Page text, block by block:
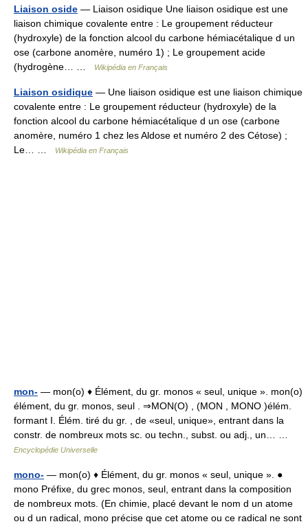
Liaison oside — Liaison osidique Une liaison osidique est une
liaison chimique covalente entre : Le groupement réducteur
(hydroxyle) de la fonction alcool du carbone hémiacétalique d un
ose (carbone anomère, numéro 1) ; Le groupement acide
(hydrogène… …
Wikipédia en Français
Liaison osidique — Une liaison osidique est une liaison chimique
covalente entre : Le groupement réducteur (hydroxyle) de la
fonction alcool du carbone hémiacétalique d un ose (carbone
anomère, numéro 1 chez les Aldose et numéro 2 des Cétose) ;
Le… …
Wikipédia en Français
mon- — mon(o) ♦ Élément, du gr. monos « seul, unique ». mon(o)
élément, du gr. monos, seul . ⇒MON(O) , (MON , MONO )élém.
formant I. Élém. tiré du gr. , de «seul, unique», entrant dans la
constr. de nombreux mots sc. ou techn., subst. ou adj., un… …
Encyclopédie Universelle
mono- — mon(o) ♦ Élément, du gr. monos « seul, unique ». ●
mono Préfixe, du grec monos, seul, entrant dans la composition
de nombreux mots. (En chimie, placé devant le nom d un atome
ou d un radical, mono précise que cet atome ou ce radical ne sont